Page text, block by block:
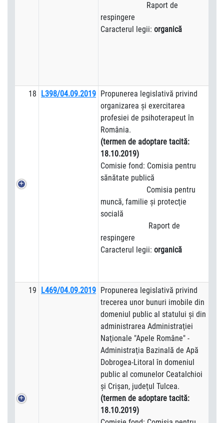
Raport de
respingere
Caracterul legii: organică
18 L398/04.09.2019 Propunerea legislativă privind
organizarea şi exercitarea
profesiei de psihoterapeut în
România.
(termen de adoptare tacită:
18.10.2019)
Comisie fond: Comisia pentru
sănătate publică
Comisia pentru
muncă, familie şi protecţie
socială
Raport de
respingere
Caracterul legii: organică
19 L469/04.09.2019 Propunerea legislativă privind
trecerea unor bunuri imobile din
domeniul public al statului şi din
administrarea Administraţiei
Naţionale "Apele Române" -
Administraţia Bazinală de Apă
Dobrogea-Litoral în domeniul
public al comunelor Ceatalchioi
şi Crişan, judeţul Tulcea.
(termen de adoptare tacită:
18.10.2019)